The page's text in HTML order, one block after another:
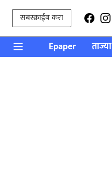
सबस्क्राईब करा
Epaper ताज्या